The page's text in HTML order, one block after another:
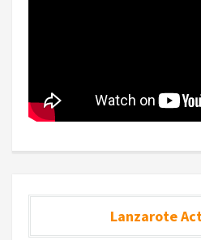
Lanzarote